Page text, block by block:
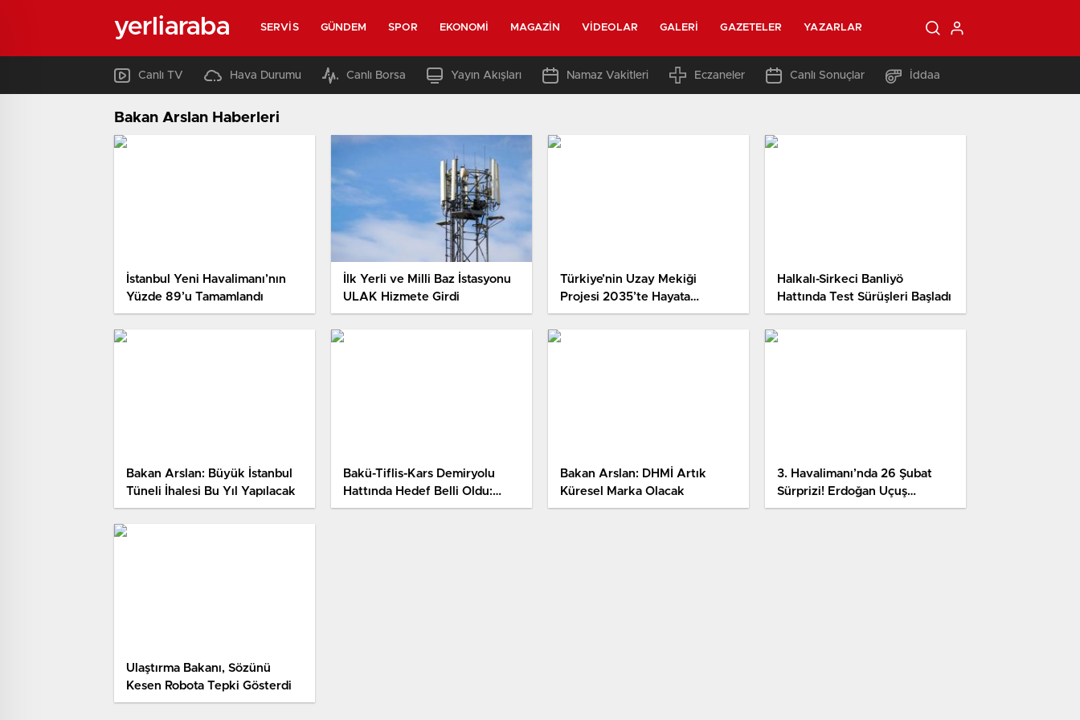
yerliaraba SERVIS GÜNDEM SPOR EKONOMI MAGAZIN VIDEOLAR GALERI GAZETELER YAZARLAR
Canlı TV Hava Durumu Canlı Borsa Yayın Akışları Namaz Vakitleri Eczaneler Canlı Sonuçlar İddaa
Bakan Arslan Haberleri
İstanbul Yeni Havalimanı’nın
Yüzde 89’u Tamamlandı
İlk Yerli ve Milli Baz İstasyonu
ULAK Hizmete Girdi
Türkiye’nin Uzay Mekiği
Projesi 2035’te Hayata
Geçecek
Halkalı-Sirkeci Banliyö
Hattında Test Sürüşleri Başladı
Bakan Arslan: Büyük İstanbul
Tüneli İhalesi Bu Yıl Yapılacak
Bakü-Tiflis-Kars Demiryolu
Hattında Hedef Belli Oldu:
Avrupa’dan Çin’e Kadar Uzanan
Bakan Arslan: DHMİ Artık
Küresel Marka Olacak
3. Havalimanı’nda 26 Şubat
Sürprizi! Erdoğan Uçuş
Yapacak
Ulaştırma Bakanı, Sözünü
Kesen Robota Tepki Gösterdi